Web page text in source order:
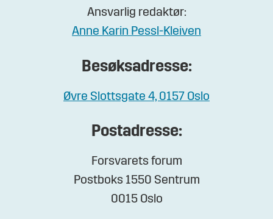
Ansvarlig redaktør:
Anne Karin Pessl-Kleiven
Besøksadresse:
Øvre Slottsgate 4, 0157 Oslo
Postadresse:
Forsvarets forum
Postboks 1550 Sentrum
0015 Oslo